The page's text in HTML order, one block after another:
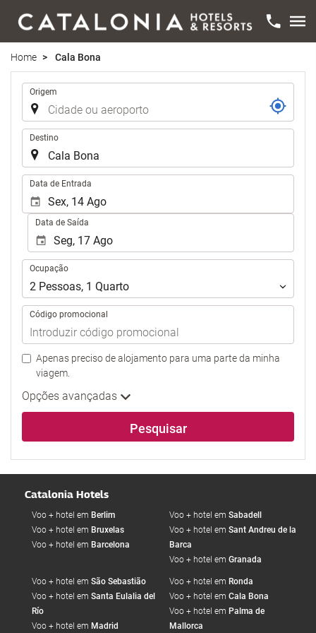
Home Cala Bona
Trajecto
Origem
Destino
Data de Entrada
Data de Saída
Ocupação
Ocupação
2 Pessoas, 1 Quarto
Código promocional
Apenas preciso de alojamento para uma parte da minha
viagem.
Opções avançadas
Pesquisar
Catalonia Hotels
Voo + hotel em Berlim
Voo + hotel em Bruxelas
Voo + hotel em Barcelona
Voo + hotel em Sabadell
Voo + hotel em Sant Andreu de la
Barca
Voo + hotel em Granada
Voo + hotel em São Sebastião
Voo + hotel em Santa Eulalia del
Río
Voo + hotel em Madrid
Voo + hotel em Ronda
Voo + hotel em Cala Bona
Voo + hotel em Palma de
Mallorca